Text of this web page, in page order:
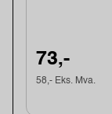
73,-
58,- Eks. Mva.